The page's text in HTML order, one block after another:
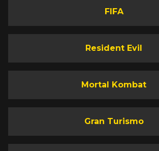
FIFA
Resident Evil
Mortal Kombat
Gran Turismo